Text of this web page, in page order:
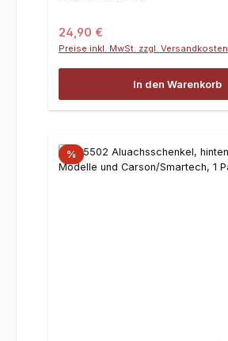
Regulärer Preis:
24,90 €
Preise inkl. MwSt. zzgl. Versandkosten
In den Warenkorb
%